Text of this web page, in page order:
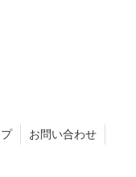
お問い合わせ